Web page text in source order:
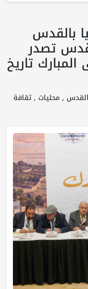
بالقدس
تصدر
تاريخ
,محليات ,ثقافة